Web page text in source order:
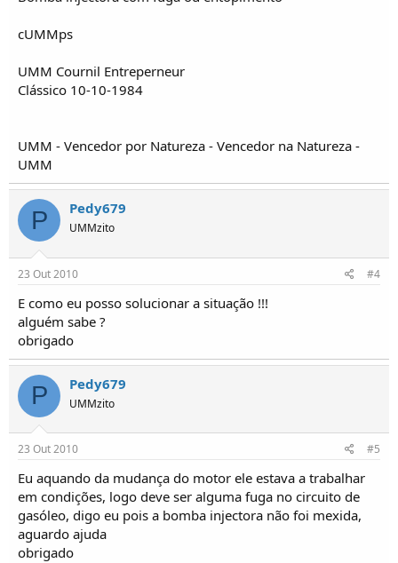
cUMMps
UMM Cournil Entreperneur
Clássico 10-10-1984
UMM - Vencedor por Natureza - Vencedor na Natureza -
UMM
P Pedy679
UMMzito
23 Out 2010 #4
E como eu posso solucionar a situação !!!
alguém sabe ?
obrigado
P Pedy679
UMMzito
23 Out 2010 #5
Eu aquando da mudança do motor ele estava a trabalhar
em condições, logo deve ser alguma fuga no circuito de
gasóleo, digo eu pois a bomba injectora não foi mexida,
aguardo ajuda
obrigado